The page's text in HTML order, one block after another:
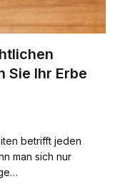
Sie Ihr Erbe
betrifft jeden
man sich nur